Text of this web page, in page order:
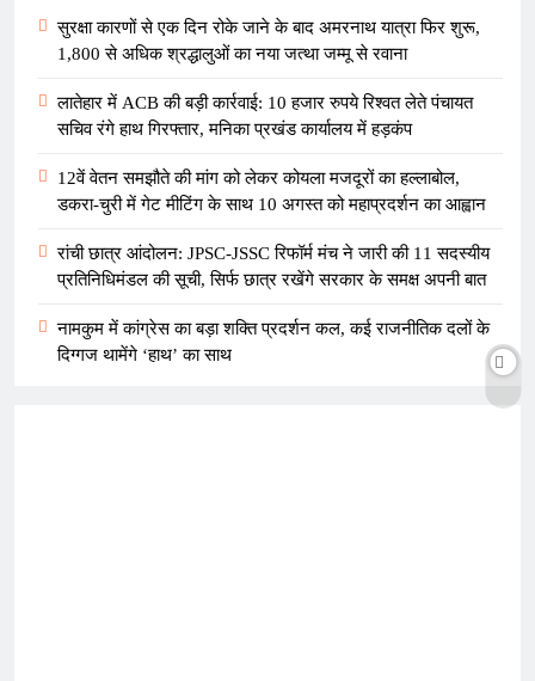
सुरक्षा कारणों से एक दिन रोके जाने के बाद अमरनाथ यात्रा फिर शुरू,
1,800 से अधिक श्रद्धालुओं का नया जत्था जम्मू से रवाना
लातेहार में ACB की बड़ी कार्रवाई: 10 हजार रुपये रिश्वत लेते पंचायत
सचिव रंगे हाथ गिरफ्तार, मनिका प्रखंड कार्यालय में हड़कंप
12वें वेतन समझौते की मांग को लेकर कोयला मजदूरों का हल्लाबोल,
डकरा-चुरी में गेट मीटिंग के साथ 10 अगस्त को महाप्रदर्शन का आह्वान
रांची छात्र आंदोलन: JPSC-JSSC रिफॉर्म मंच ने जारी की 11 सदस्यीय
प्रतिनिधिमंडल की सूची, सिर्फ छात्र रखेंगे सरकार के समक्ष अपनी बात
नामकुम में कांग्रेस का बड़ा शक्ति प्रदर्शन कल, कई राजनीतिक दलों के
दिग्गज थामेंगे ‘हाथ’ का साथ